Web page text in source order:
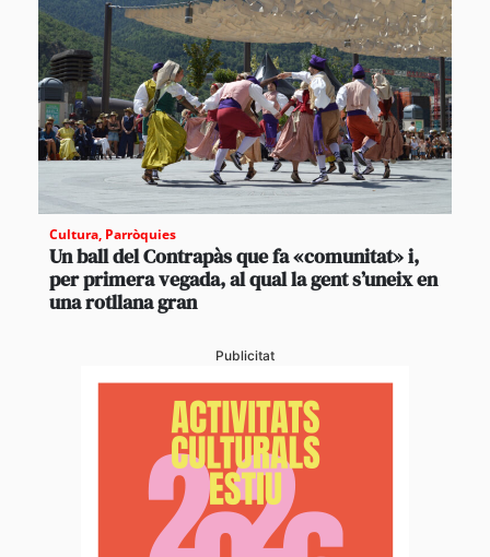
Cultura, Parròquies
Un ball del Contrapàs que fa «comunitat» i,
per primera vegada, al qual la gent s’uneix en
una rotllana gran
Publicitat